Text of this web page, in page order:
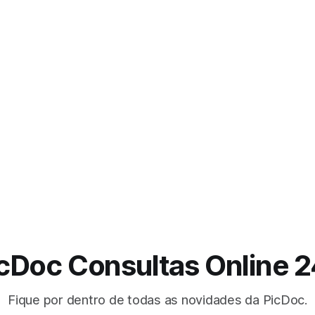
Consultas Online
Fique por dentro de todas as novidades da PicDoc.